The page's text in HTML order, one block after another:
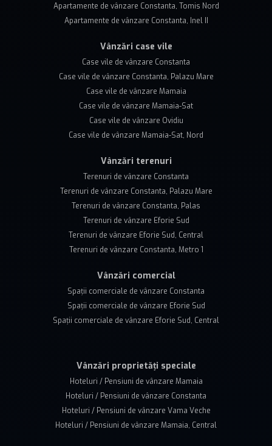
Apartamente de vânzare Constanta, Tomis Nord
Apartamente de vânzare Constanta, Inel II
Vânzări case vile
Case vile de vânzare Constanta
Case vile de vânzare Constanta, Palazu Mare
Case vile de vânzare Mamaia
Case vile de vânzare Mamaia-Sat
Case vile de vânzare Ovidiu
Case vile de vânzare Mamaia-Sat, Nord
Vânzări terenuri
Terenuri de vânzare Constanta
Terenuri de vânzare Constanta, Palazu Mare
Terenuri de vânzare Constanta, Palas
Terenuri de vânzare Eforie Sud
Terenuri de vânzare Eforie Sud, Central
Terenuri de vânzare Constanta, Metro 1
Vânzări comercial
Spații comerciale de vânzare Constanta
Spații comerciale de vânzare Eforie Sud
Spații comerciale de vânzare Eforie Sud, Central
Vânzări proprietăți speciale
Hoteluri / Pensiuni de vânzare Mamaia
Hoteluri / Pensiuni de vânzare Constanta
Hoteluri / Pensiuni de vânzare Vama Veche
Hoteluri / Pensiuni de vânzare Mamaia, Central